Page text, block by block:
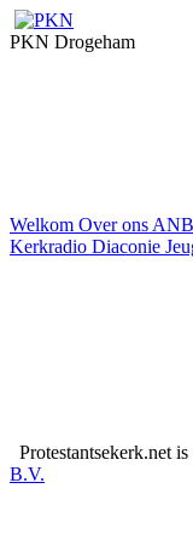
PKN Drogeham
Welkom Over ons
Kerkradio Diaconie
Protestantsekerk.net
B.V.